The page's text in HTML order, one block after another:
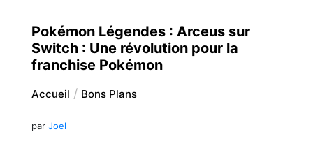
Pokémon Légendes : Arceus sur
Switch : Une révolution pour la
franchise Pokémon
Accueil Bons Plans
par Joel